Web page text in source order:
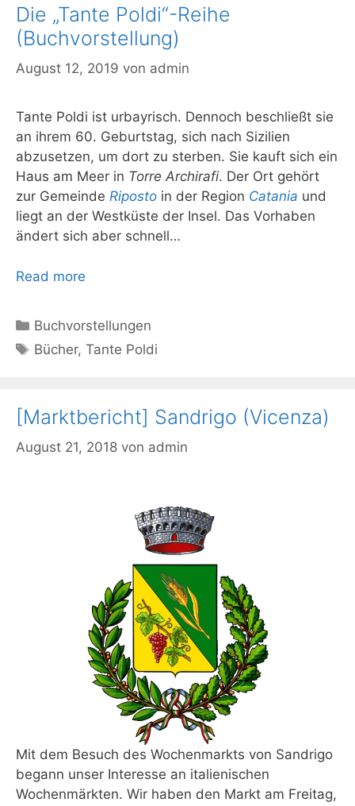
Die „Tante Poldi“-Reihe
(Buchvorstellung)
August 12, 2019 von admin
Tante Poldi ist urbayrisch. Dennoch beschließt sie
an ihrem 60. Geburtstag, sich nach Sizilien
abzusetzen, um dort zu sterben. Sie kauft sich ein
Haus am Meer in Torre Archirafi. Der Ort gehört
zur Gemeinde Riposto in der Region Catania und
liegt an der Westküste der Insel. Das Vorhaben
ändert sich aber schnell…
Read more
Kategorien
Buchvorstellungen
Schlagwörter
Bücher,Tante Poldi
[Marktbericht] Sandrigo (Vicenza)
August 21, 2018 von admin
Mit dem Besuch des Wochenmarkts von Sandrigo
begann unser Interesse an italienischen
Wochenmärkten. Wir haben den Markt am Freitag,